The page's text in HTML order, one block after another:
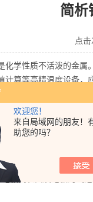
欢迎您！
来自局域网的朋友！
助您的吗？
简析
点
化学性质不活泼的金属
计算等高精温度设备
子发生氧化反应。电极
常用作某些电极的电
消耗小，可降低电能
阳极仅为8个月，可克
度，可提高电流密度
间表面及电极的气泡